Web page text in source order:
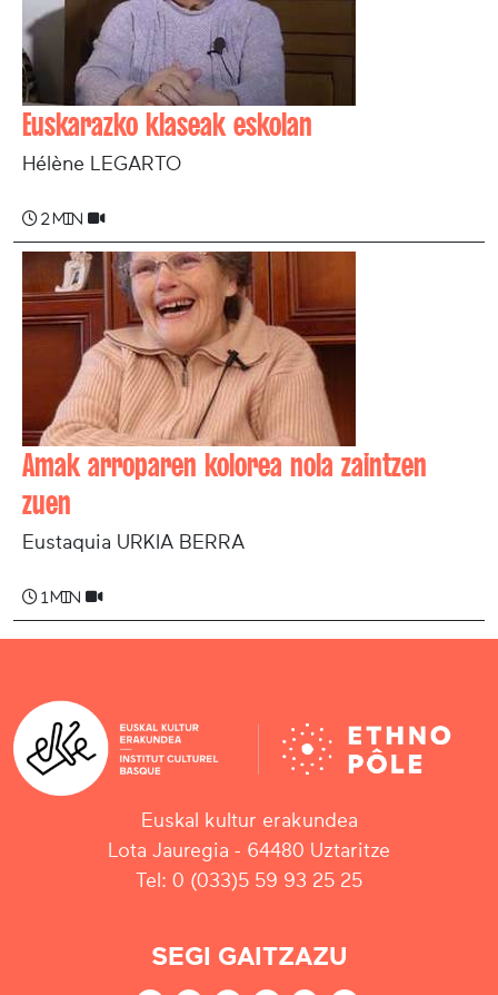
Euskarazko klaseak eskolan
Hélène LEGARTO
2 min
Amak arroparen kolorea nola zaintzen
zuen
Eustaquia URKIA BERRA
1 min
Euskal kultur erakundea
Lota Jauregia - 64480 Uztaritze
Tel: 0 (033)5 59 93 25 25
SEGI GAITZAZU